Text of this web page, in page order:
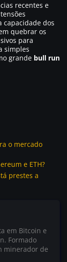
recentes e
capacidade dos
quebrar os
para
simples
grande bull run
o mercado
e ETH?
prestes a
em Bitcoin e
Formado
minerador de